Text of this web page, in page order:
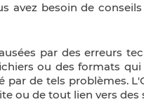
avez besoin de
par des erreurs
ou des formats
de tels problèmes.
ou de tout lien vers des